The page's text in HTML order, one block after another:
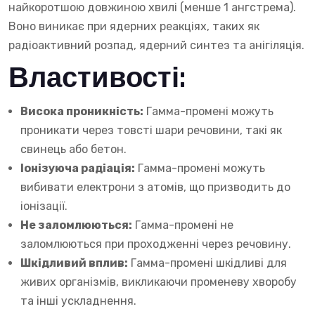
найкоротшою довжиною хвилі (менше 1 ангстрема).
Воно виникає при ядерних реакціях, таких як
радіоактивний розпад, ядерний синтез та анігіляція.
Властивості:
Висока проникність: Гамма-промені можуть
проникати через товсті шари речовини, такі як
свинець або бетон.
Іонізуюча радіація: Гамма-промені можуть
вибивати електрони з атомів, що призводить до
іонізації.
Не заломлюються: Гамма-промені не
заломлюються при проходженні через речовину.
Шкідливий вплив: Гамма-промені шкідливі для
живих організмів, викликаючи променеву хворобу
та інші ускладнення.